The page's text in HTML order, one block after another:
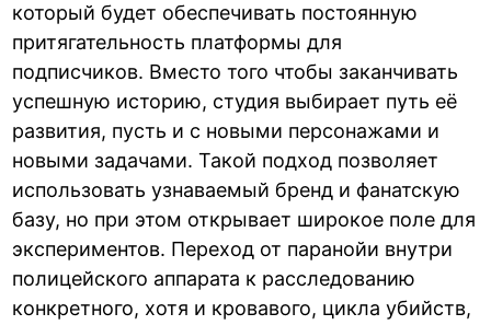
который будет обеспечивать постоянную
притягательность платформы для
подписчиков. Вместо того чтобы заканчивать
успешную историю, студия выбирает путь её
развития, пусть и с новыми персонажами и
новыми задачами. Такой подход позволяет
использовать узнаваемый бренд и фанатскую
базу, но при этом открывает широкое поле для
экспериментов. Переход от паранойи внутри
полицейского аппарата к расследованию
конкретного, хотя и кровавого, цикла убийств,